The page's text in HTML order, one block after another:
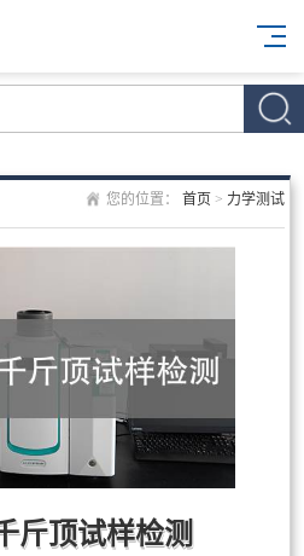
您的位置： 首页 > 力学测试
斤顶试样检测